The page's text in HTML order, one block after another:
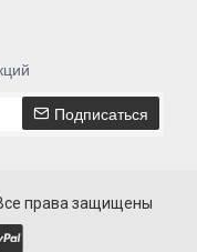
Подписаться
права защищены